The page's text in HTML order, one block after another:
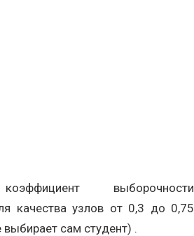
выборочности
качества узлов от 0,3 до 0,75
выбирает сам студент) .